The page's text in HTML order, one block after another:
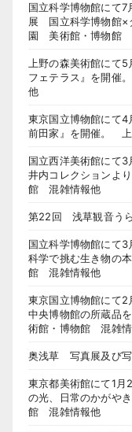
国立科学博物館にて7
展 国立科学博物館×
園 美術館・博物館
上野の森美術館にて
フェテラス』を開
他
東京国立博物館にて4
前田家』を開催。
国立西洋美術館にて
井内コレクションよ
館 混雑情報他
第22回 浅草観音う
国立科学博物館にて
科学で挑む生き物の
館 混雑情報他
東京国立博物館にて2
中央博物館の所蔵品
術館・博物館 混雑
奥浅草 写真展及び写
東京都美術館にて1
の光、日常のかがや
館 混雑情報他